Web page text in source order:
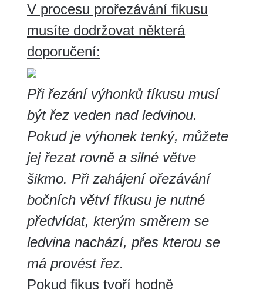
V procesu prořezávání fikusu
musíte dodržovat některá
doporučení:
Při řezání výhonků fíkusu musí
být řez veden nad ledvinou.
Pokud je výhonek tenký, můžete
jej řezat rovně a silné větve
šikmo. Při zahájení ořezávání
bočních větví fíkusu je nutné
předvídat, kterým směrem se
ledvina nachází, přes kterou se
má provést řez.
Pokud fikus tvoří hodně